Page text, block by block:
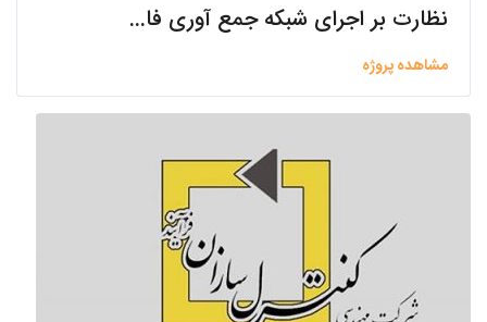
نظارت بر اجرای شبکه جمع آوری فاضلاب نطنز
مشاهده پروژه